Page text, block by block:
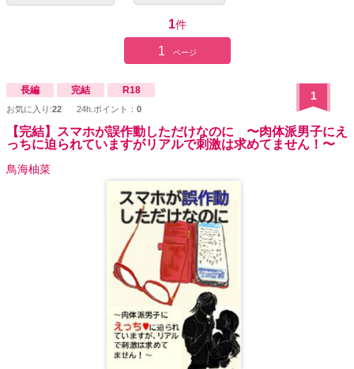
1件
1 ページ
長編 完結 R18
お気に入り:22 24h.ポイント： 0
1
【完結】スマホが誤作動しただけなのに 〜肉体派男子にえ
っちに迫られていますがリアルで刺激は求めてません！〜
鳥海柚菜